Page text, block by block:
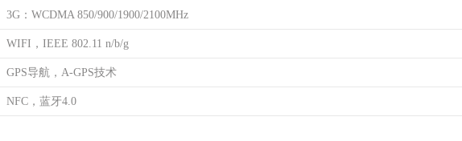
3G：WCDMA 850/900/1900/2100MHz
WIFI，IEEE 802.11 n/b/g
GPS导航，A-GPS技术
NFC，蓝牙4.0